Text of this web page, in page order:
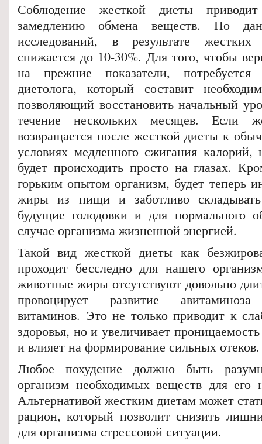
Соблюдение жесткой диеты
замедлению обмена веществ. По
исследований, в результате
снижается до 10-30%. Для того, чтобы
на прежние показатели,
диетолога, который составит
позволяющий восстановить начальный
течение нескольких месяцев. Если
возвращается после жесткой диеты к
условиях медленного сжигания калорий,
будет происходить просто на глазах.
горьким опытом организм, будет теперь
жиры из пищи и заботливо
будущие голодовки и для нормального
случае организма жизненной энергией.
Такой вид жесткой диеты как
проходит бесследно для нашего
животные жиры отсутствуют довольно
провоцирует развитие авитаминоза
витаминов. Это не только приводит к
здоровья, но и увеличивает
и влияет на формирование сильных отеков.
Любое похудение должно быть
организм необходимых веществ для его
Альтернативой жестким диетам может
рацион, который позволит снизить
для организма стрессовой ситуации.